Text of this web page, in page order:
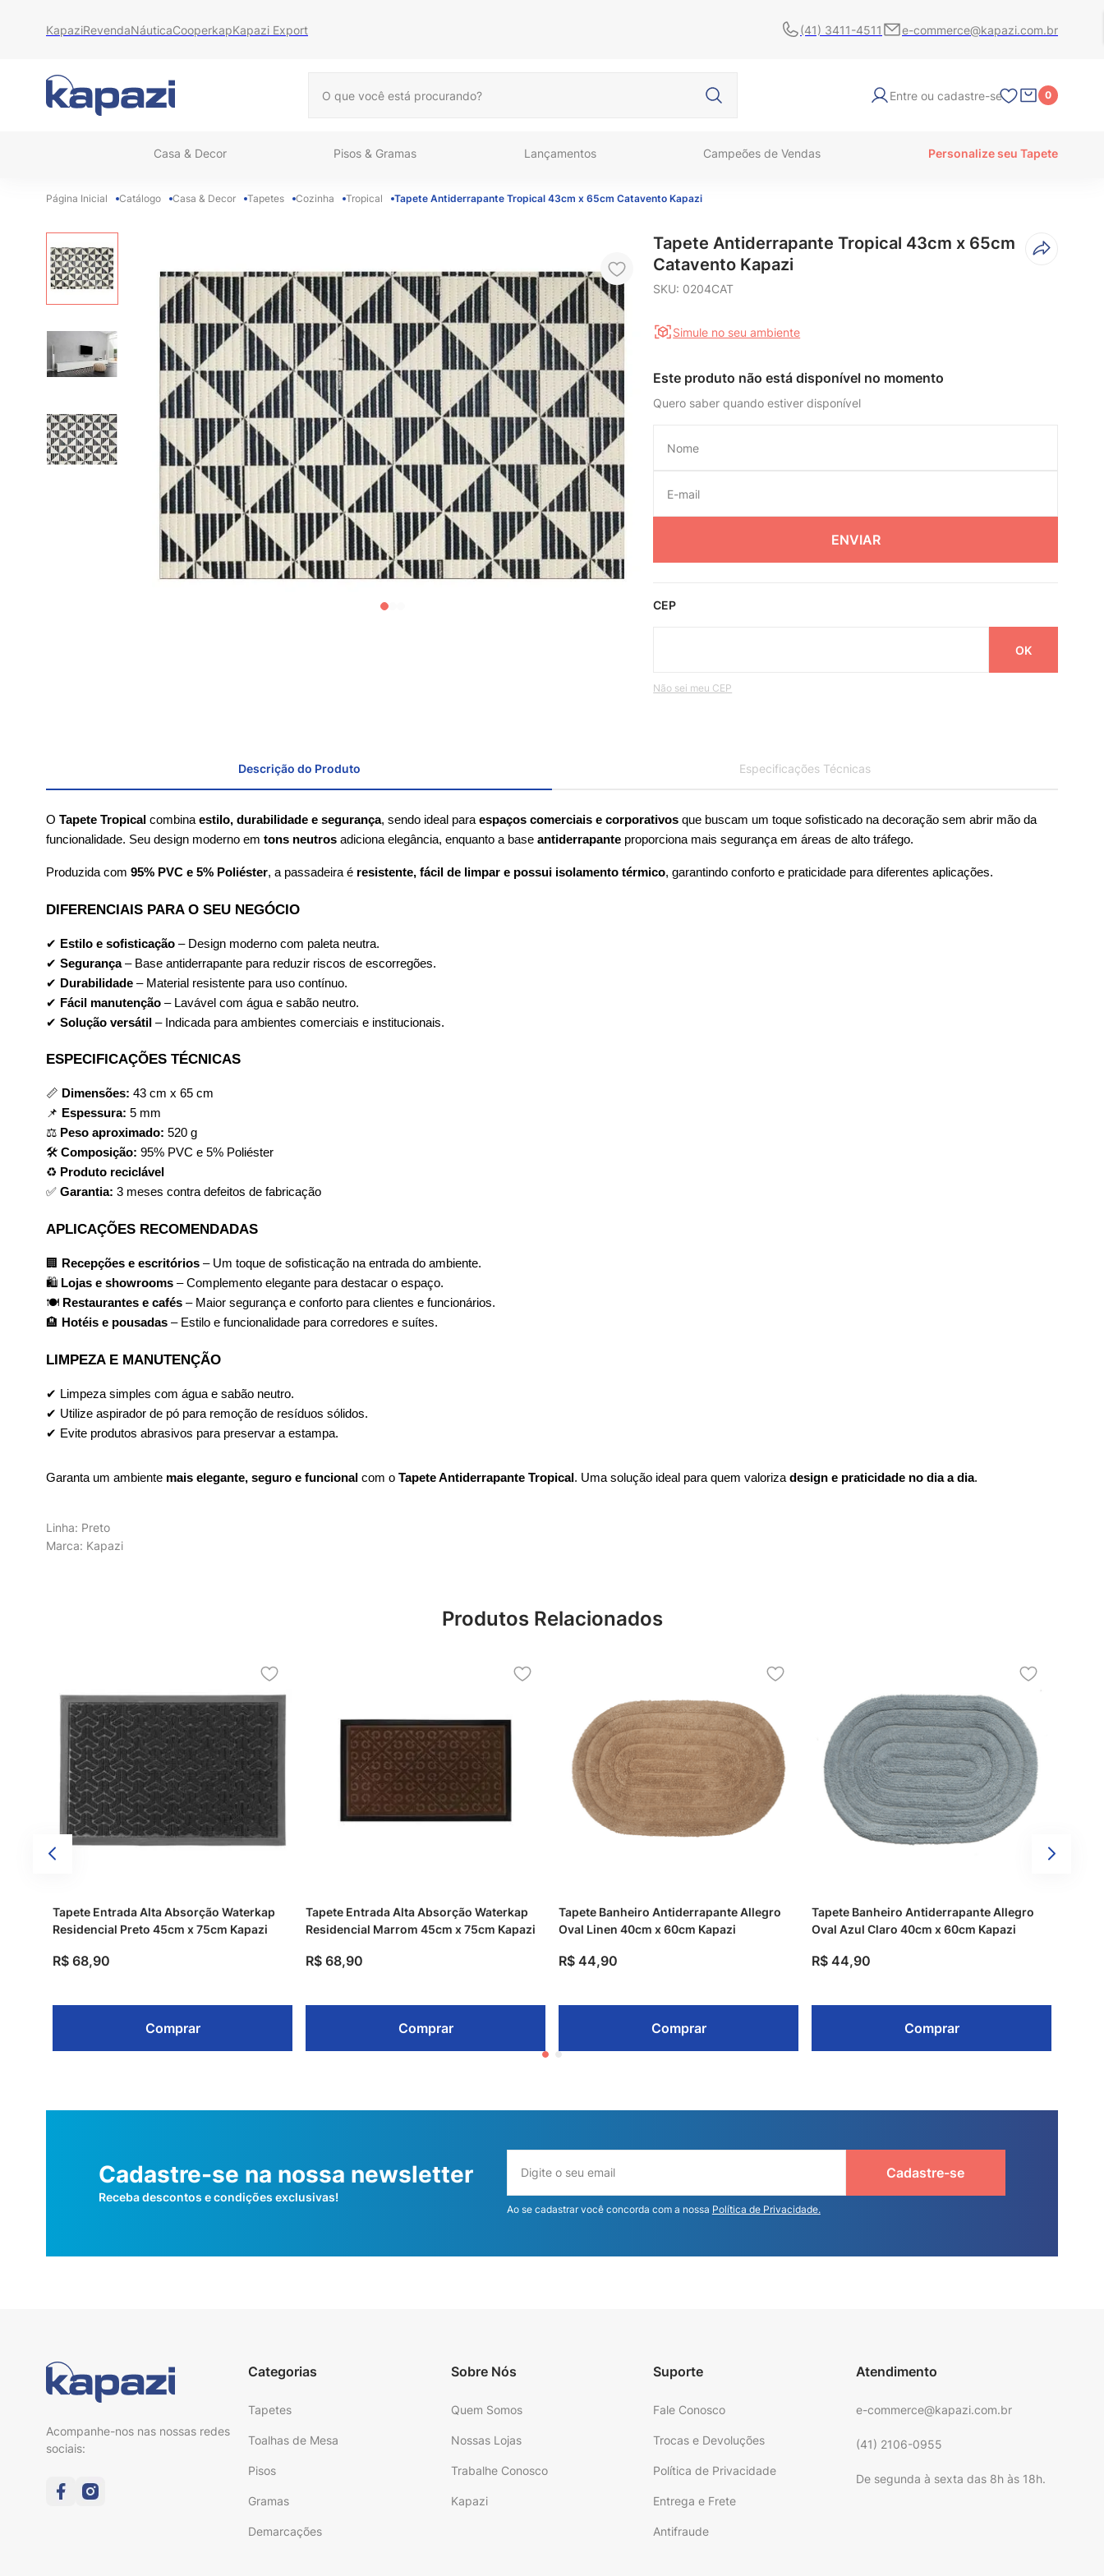
KapaziRevendaNáuticaCooperkapKapazi Export (41) 3411-4511 e-commerce@kapazi.com.br
Entre ou cadastre-se 0
Casa & Decor Pisos & Gramas Lançamentos Campeões de Vendas Personalize seu Tapete
Catálogo Casa & Decor Tapetes Cozinha Tropical Tapete Antiderrapante Tropical 43cm x 65cm Catavento Kapazi
Tapete Antiderrapante Tropical 43cm x 65cm
Catavento Kapazi
SKU: 0204CAT
Simule no seu ambiente
Este produto não está disponível no momento
Quero saber quando estiver disponível
ENVIAR
CEP
Não sei meu CEP
Descrição do Produto Especificações Técnicas
O Tapete Tropical combina estilo, durabilidade e segurança, sendo ideal para espaços comerciais e corporativos que buscam um toque sofisticado na decoração sem abrir mão da
funcionalidade. Seu design moderno em tons neutros adiciona elegância, enquanto a base antiderrapante proporciona mais segurança em áreas de alto tráfego.
Produzida com 95% PVC e 5% Poliéster, a passadeira é resistente, fácil de limpar e possui isolamento térmico, garantindo conforto e praticidade para diferentes aplicações.
DIFERENCIAIS PARA O SEU NEGÓCIO
✔ Estilo e sofisticação – Design moderno com paleta neutra.
✔ Segurança – Base antiderrapante para reduzir riscos de escorregões.
✔ Durabilidade – Material resistente para uso contínuo.
✔ Fácil manutenção – Lavável com água e sabão neutro.
✔ Solução versátil – Indicada para ambientes comerciais e institucionais.
ESPECIFICAÇÕES TÉCNICAS
📏 Dimensões: 43 cm x 65 cm
📌 Espessura: 5 mm
⚖ Peso aproximado: 520 g
🛠 Composição: 95% PVC e 5% Poliéster
♻ Produto reciclável
✅ Garantia: 3 meses contra defeitos de fabricação
APLICAÇÕES RECOMENDADAS
🏢 Recepções e escritórios – Um toque de sofisticação na entrada do ambiente.
🛍️ Lojas e showrooms – Complemento elegante para destacar o espaço.
🍽️ Restaurantes e cafés – Maior segurança e conforto para clientes e funcionários.
🏨 Hotéis e pousadas – Estilo e funcionalidade para corredores e suítes.
LIMPEZA E MANUTENÇÃO
✔ Limpeza simples com água e sabão neutro.
✔ Utilize aspirador de pó para remoção de resíduos sólidos.
✔ Evite produtos abrasivos para preservar a estampa.
Garanta um ambiente mais elegante, seguro e funcional com o Tapete Antiderrapante Tropical. Uma solução ideal para quem valoriza design e praticidade no dia a dia.
Linha: Preto
Marca: Kapazi
Produtos Relacionados
Tapete Entrada Alta Absorção Waterkap
Residencial Preto 45cm x 75cm Kapazi
R$ 68,90
Comprar
Tapete Entrada Alta Absorção Waterkap
Residencial Marrom 45cm x 75cm Kapazi
R$ 68,90
Comprar
Tapete Banheiro Antiderrapante Allegro
Oval Linen 40cm x 60cm Kapazi
R$ 44,90
Comprar
Tapete Banheiro Antiderrapante Allegro
Oval Azul Claro 40cm x 60cm Kapazi
R$ 44,90
Comprar
Cadastre-se na nossa newsletter
Receba descontos e condições exclusivas!
Cadastre-se
Ao se cadastrar você concorda com a nossa Política de Privacidade.
Acompanhe-nos nas nossas redes
sociais:
Categorias
Tapetes
Toalhas de Mesa
Pisos
Gramas
Demarcações
Sobre Nós
Quem Somos
Nossas Lojas
Trabalhe Conosco
Kapazi
Suporte
Fale Conosco
Trocas e Devoluções
Política de Privacidade
Entrega e Frete
Antifraude
Atendimento
e-commerce@kapazi.com.br
(41) 2106-0955
De segunda à sexta das 8h às 18h.